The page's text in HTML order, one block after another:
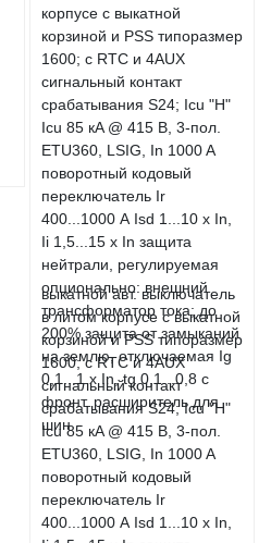
выкатной авт. выключатель
в литом корпусе с выкатной
корзиной и PSS типоразмер
1600; с RTC и 4AUX
сигнальный контакт
срабатывания S24; Icu "H"
Icu 85 кA @ 415 В, 3-пол.
ETU360, LSIG, In 1000 A
поворотный кодовый
переключатель Ir
400...1000 А Isd 1...10 x In,